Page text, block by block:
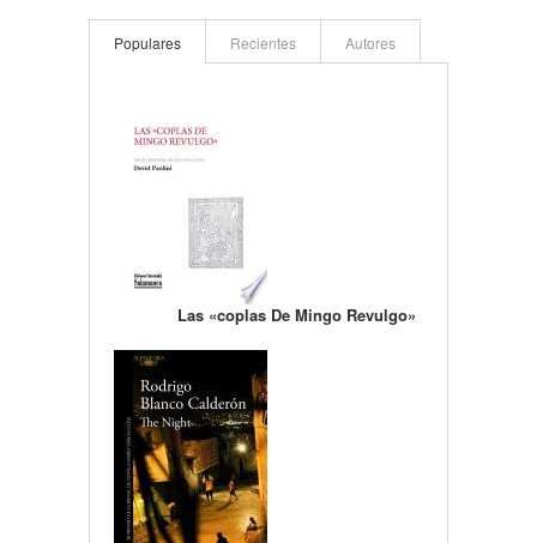
Populares Recientes Autores
Las «coplas De Mingo Revulgo»